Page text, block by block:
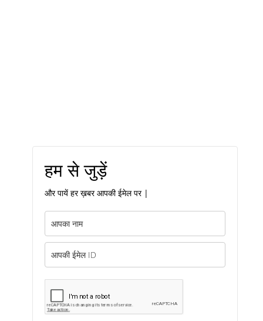
हम से जुड़ें
और पायें हर ख़बर आपकी ईमेल पर |